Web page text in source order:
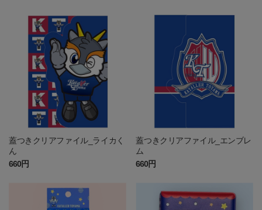
蓋つきクリアファイル_ライカく
ん
660円
蓋つきクリアファイル_エンブレ
ム
660円